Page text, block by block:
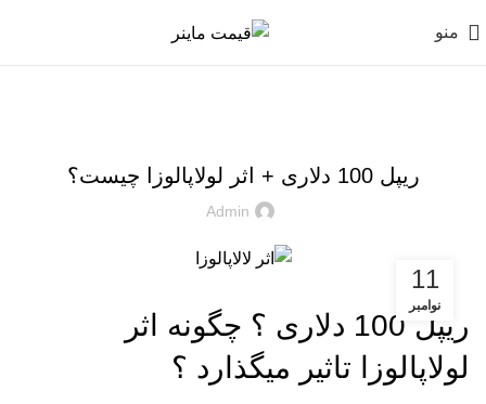
منو
ریپل 100 دلاری + اثر لولاپالوزا چیست؟
Admin
11
نوامبر
ریپل 100 دلاری ؟ چگونه اثر
لولاپالوزا تاثیر میگذارد ؟